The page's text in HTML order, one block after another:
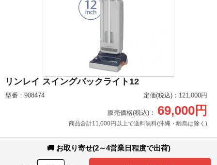
リンレイ スイングバックライト12
型番：908474 定価(税込)：121,000円
販売価格(税込)： 69,000円
商品合計11,000円以上で送料無料(沖縄・離島は除く)
🚚 お取り寄せ(2～4営業日程度で出荷)